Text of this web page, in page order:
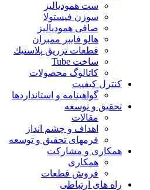
ست همودیالیز
سوزن فیستولا
صافی همودیالیز
هالو فایبر ممبران
قطعات تزريق پلاستيك
ساخت Tube
کاتالوگ محصولات
کنترل کیفیت
گواهينامه و استانداردها
تحقيق و توسعه
مقالات
اهداف و چشم انداز
فرمهای تحقیق و توسعه
همکاری و مشارکت
همکاری
فروش قطعات
راه های ارتباطی